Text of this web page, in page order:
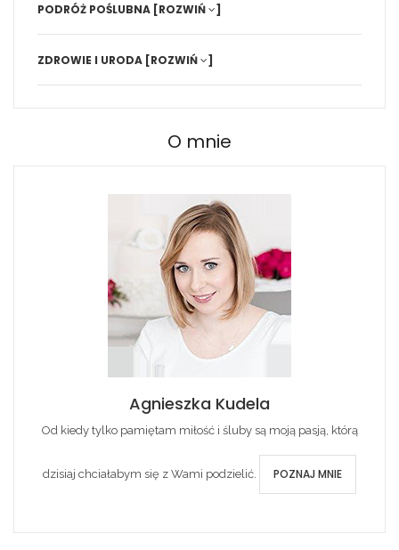
PODRÓŻ POŚLUBNA [ROZWIŃ ]
ZDROWIE I URODA [ROZWIŃ ]
O mnie
Agnieszka Kudela
Od kiedy tylko pamiętam miłość i śluby są moją pasją, którą
dzisiaj chciałabym się z Wami podzielić. POZNAJ MNIE